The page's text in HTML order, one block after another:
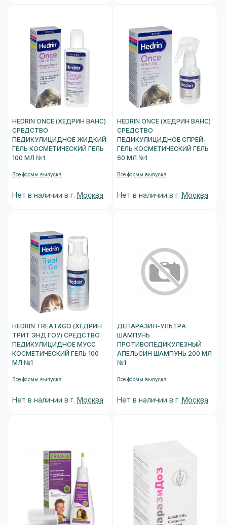
HEDRIN ONCE (ХЕДРИН ВАНС)
СРЕДСТВО
ПЕДИКУЛИЦИДНОЕ ЖИДКИЙ
ГЕЛЬ КОСМЕТИЧЕСКИЙ ГЕЛЬ
100 МЛ №1
Все формы выпуска
Нет в наличии в г. Москва
HEDRIN ONCE (ХЕДРИН ВАНС)
СРЕДСТВО
ПЕДИКУЛИЦИДНОЕ СПРЕЙ-
ГЕЛЬ КОСМЕТИЧЕСКИЙ ГЕЛЬ
60 МЛ №1
Все формы выпуска
Нет в наличии в г. Москва
HEDRIN TREAT&GO (ХЕДРИН
ТРИТ ЭНД ГОУ) СРЕДСТВО
ПЕДИКУЛИЦИДНОЕ МУСС
КОСМЕТИЧЕСКИЙ ГЕЛЬ 100
МЛ №1
Все формы выпуска
Нет в наличии в г. Москва
ДЕПАРАЗИН-УЛЬТРА
ШАМПУНЬ
ПРОТИВОПЕДИКУЛЕЗНЫЙ
АПЕЛЬСИН ШАМПУНЬ 200 МЛ
№1
Все формы выпуска
Нет в наличии в г. Москва